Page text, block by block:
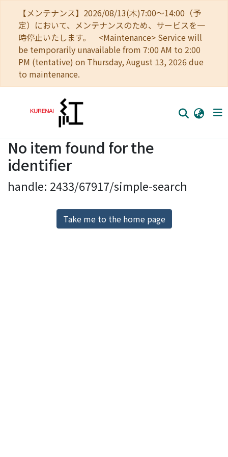
【メンテナンス】2026/08/13(木)7:00～14:00（予
定）において、メンテナンスのため、サービスを一
時停止いたします。 <Maintenance> Service will
be temporarily unavailable from 7:00 AM to 2:00
PM (tentative) on Thursday, August 13, 2026 due
to maintenance.
Home
Communities
Browse
Download Ranking
No item found for the
identifier
handle: 2433/67917/simple-search
Take me to the home page